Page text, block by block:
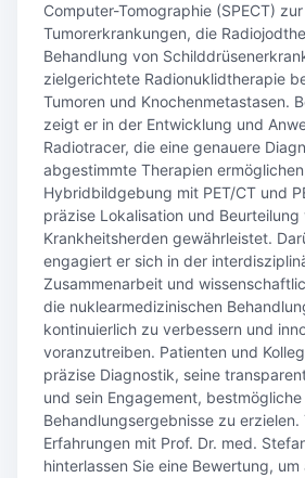
Computer-Tomographie (SPECT)
Tumorerkrankungen, die
Behandlung von
zielgerichtete Radionuklidtherapie
Tumoren und Knochenmetastasen.
zeigt er in der Entwicklung und
Radiotracer, die eine genauere
abgestimmte Therapien
Hybridbildgebung mit PET/CT und
präzise Lokalisation und Beurteilung
Krankheitsherden gewährleistet.
engagiert er sich in der
Zusammenarbeit und
die nuklearmedizinischen
kontinuierlich zu verbessern und
voranzutreiben. Patienten und
präzise Diagnostik, seine
und sein Engagement, bestmögliche
Behandlungsergebnisse zu erzielen.
Erfahrungen mit Prof. Dr. med.
hinterlassen Sie eine Bewertung,